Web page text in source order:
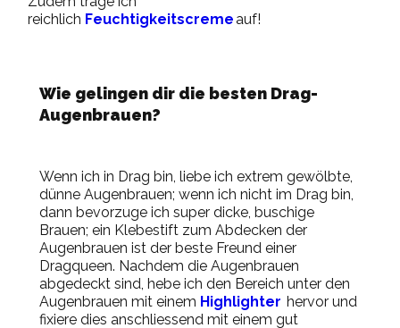
reichlich Feuchtigkeitscremeauf!
Wie gelingen dir die besten Drag-
Augenbrauen?
Wenn ich in Drag bin, liebe ich extrem gewölbte,
dünne Augenbrauen; wenn ich nicht im Drag bin,
dann bevorzuge ich super dicke, buschige
Brauen; ein Klebestift zum Abdecken der
Augenbrauen ist der beste Freund einer
Dragqueen. Nachdem die Augenbrauen
abgedeckt sind, hebe ich den Bereich unter den
Augenbrauen mit einem Highlighter hervor und
fixiere dies anschliessend mit einem gut